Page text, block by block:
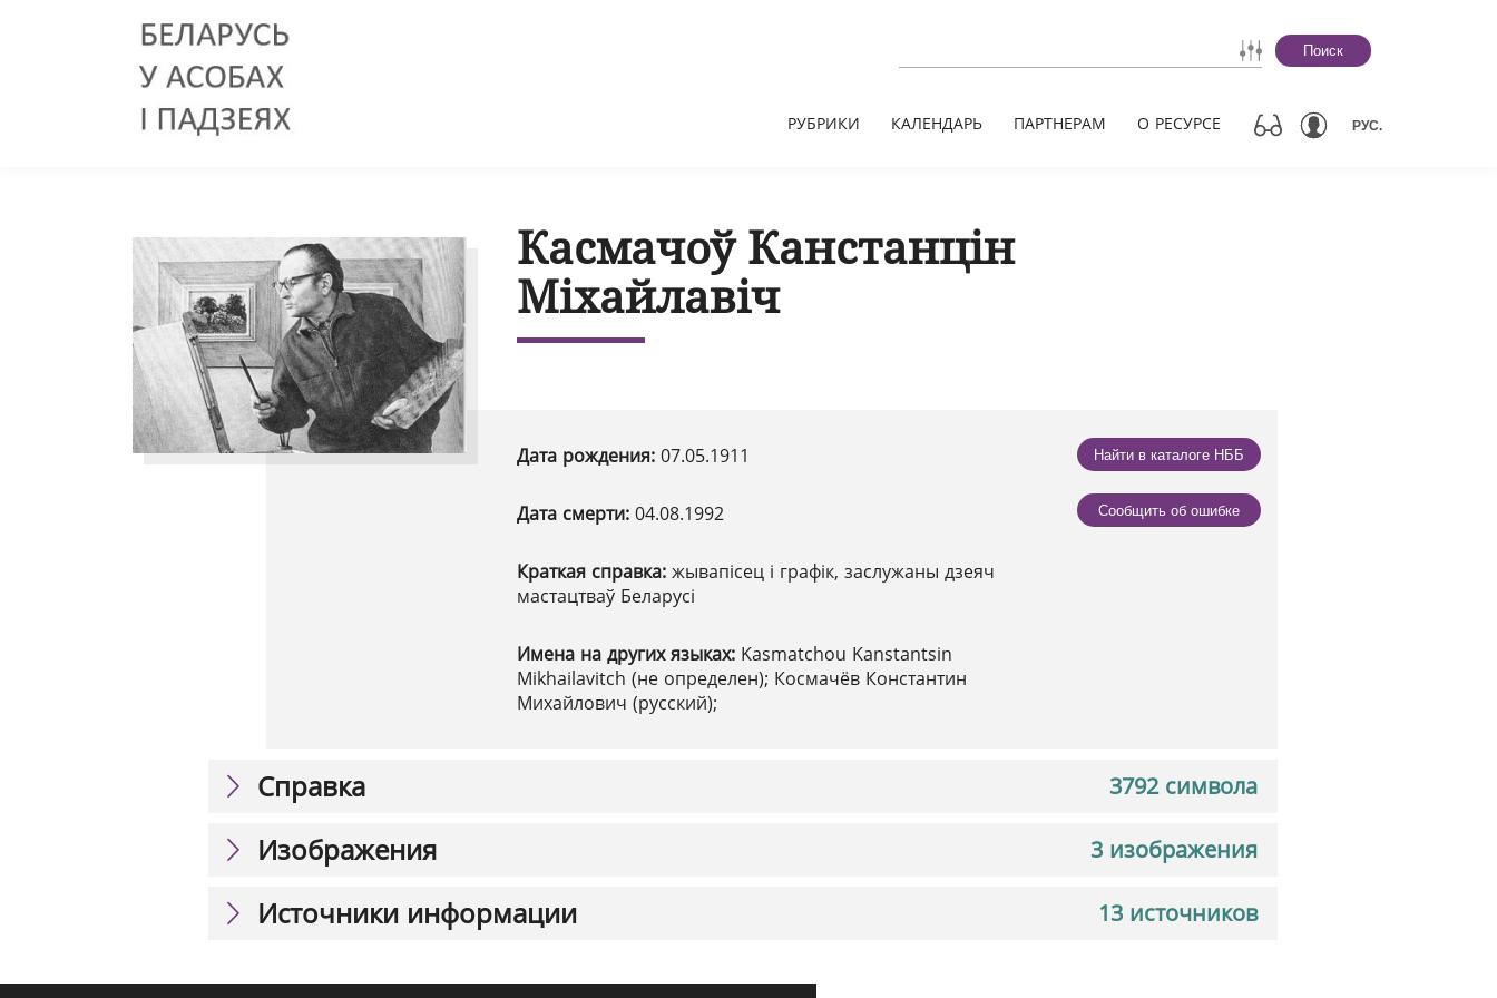
Поиск
РУБРИКИ КАЛЕНДАРЬ ПАРТНЕРАМ О РЕСУРСЕ РУС.
Касмачоў Канстанцін
Міхайлавіч
Дата рождения: 07.05.1911
Дата смерти: 04.08.1992
Краткая справка: жывапісец і графік, заслужаны дзеяч
мастацтваў Беларусі
Имена на других языках: Kasmatchou Kanstantsin
Mikhailavitch (не определен); Космачёв Константин
Михайлович (русский);
Найти в каталоге НББ
Сообщить об ошибке
3792 символа
Справка
3 изображения
Изображения
13 источников
Источники информации